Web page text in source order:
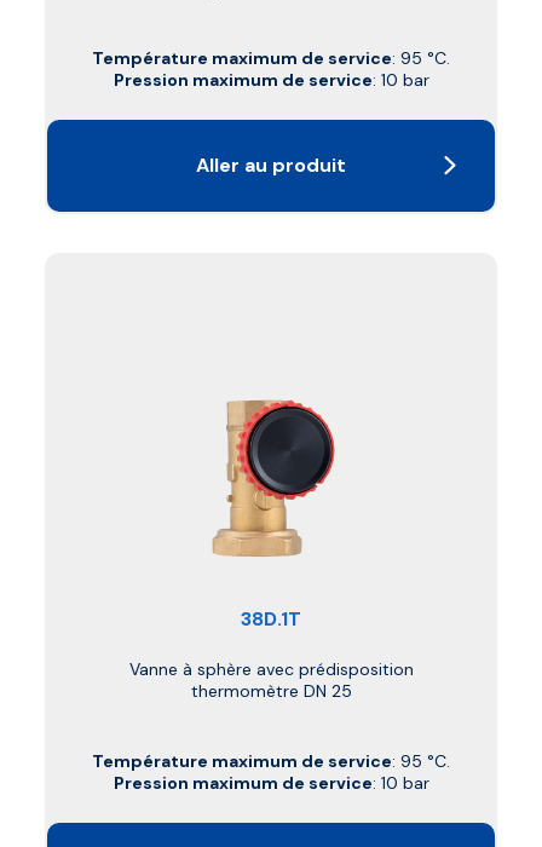
Température maximum de service: 95 °C.
Pression maximum de service: 10 bar
Aller au produit
38D.1T
Vanne à sphère avec prédisposition
thermomètre DN 25
Température maximum de service: 95 °C.
Pression maximum de service: 10 bar